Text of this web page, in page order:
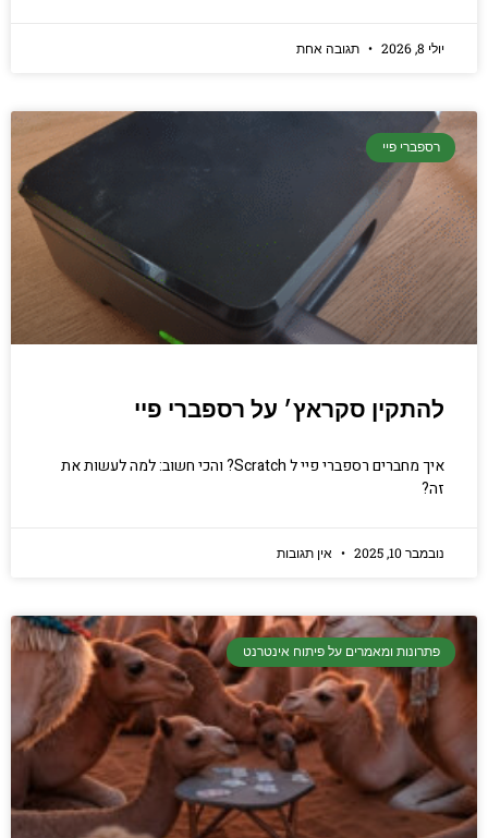
יולי 8, 2026 תגובה אחת
רספברי פיי
להתקין סקראץ׳ על רספברי פיי
איך מחברים רספברי פיי ל Scratch? והכי חשוב: למה לעשות את
זה?
נובמבר 10, 2025 אין תגובות
פתרונות ומאמרים על פיתוח אינטרנט